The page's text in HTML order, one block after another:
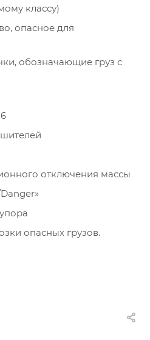
классу)
опасное для
обозначающие груз с
отключения массы
опасных грузов.